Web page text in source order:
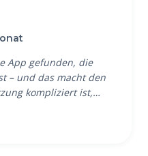
App gefunden, die
– und das macht den
kompliziert ist,